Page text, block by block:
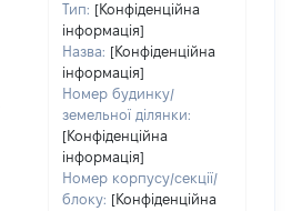
Тип: [Конфіденційна
інформація]
Назва: [Конфіденційна
інформація]
Номер будинку/
земельної ділянки:
[Конфіденційна
інформація]
Номер корпусу/секції/
блоку: [Конфіденційна